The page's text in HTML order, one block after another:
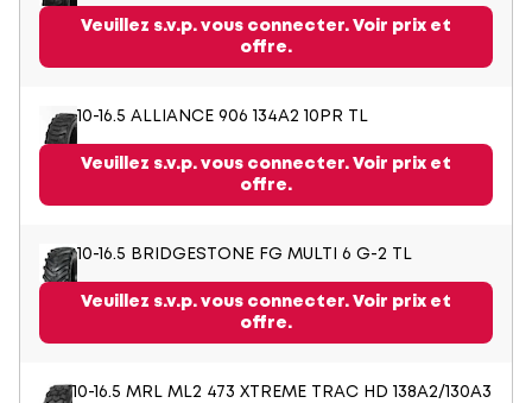
Veuillez s.v.p. vous connecter. Voir prix et
offre.
10-16.5 ALLIANCE 906 134A2 10PR TL
Veuillez s.v.p. vous connecter. Voir prix et
offre.
10-16.5 BRIDGESTONE FG MULTI 6 G-2 TL
Veuillez s.v.p. vous connecter. Voir prix et
offre.
10-16.5 MRL ML2 473 XTREME TRAC HD 138A2/130A3